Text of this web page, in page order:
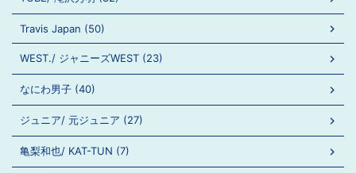
Travis Japan (50)
WEST./ ジャニーズWEST (23)
なにわ男子 (40)
ジュニア/ 元ジュニア (27)
亀梨和也/ KAT-TUN (7)